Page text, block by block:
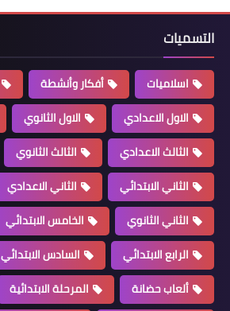
التسميات
اسلاميات أفكار وأنشطة
الاول الاعدادي
الاول الثانوي
الثالث الاعدادي
الثالث الثانوي
الثاني الابتدائي
الثاني الاعدادي
الثاني الثانوي
الخامس الابتدائي
الرابع الابتدائي
السادس الابتدائي
ألعاب حضانة
المرحلة الابتدائية